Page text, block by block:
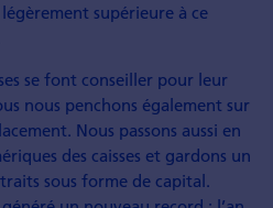
supérieure à ce
se font conseiller pour leur
nous penchons également sur
Nous passons aussi en
des caisses et gardons un
sous forme de capital.